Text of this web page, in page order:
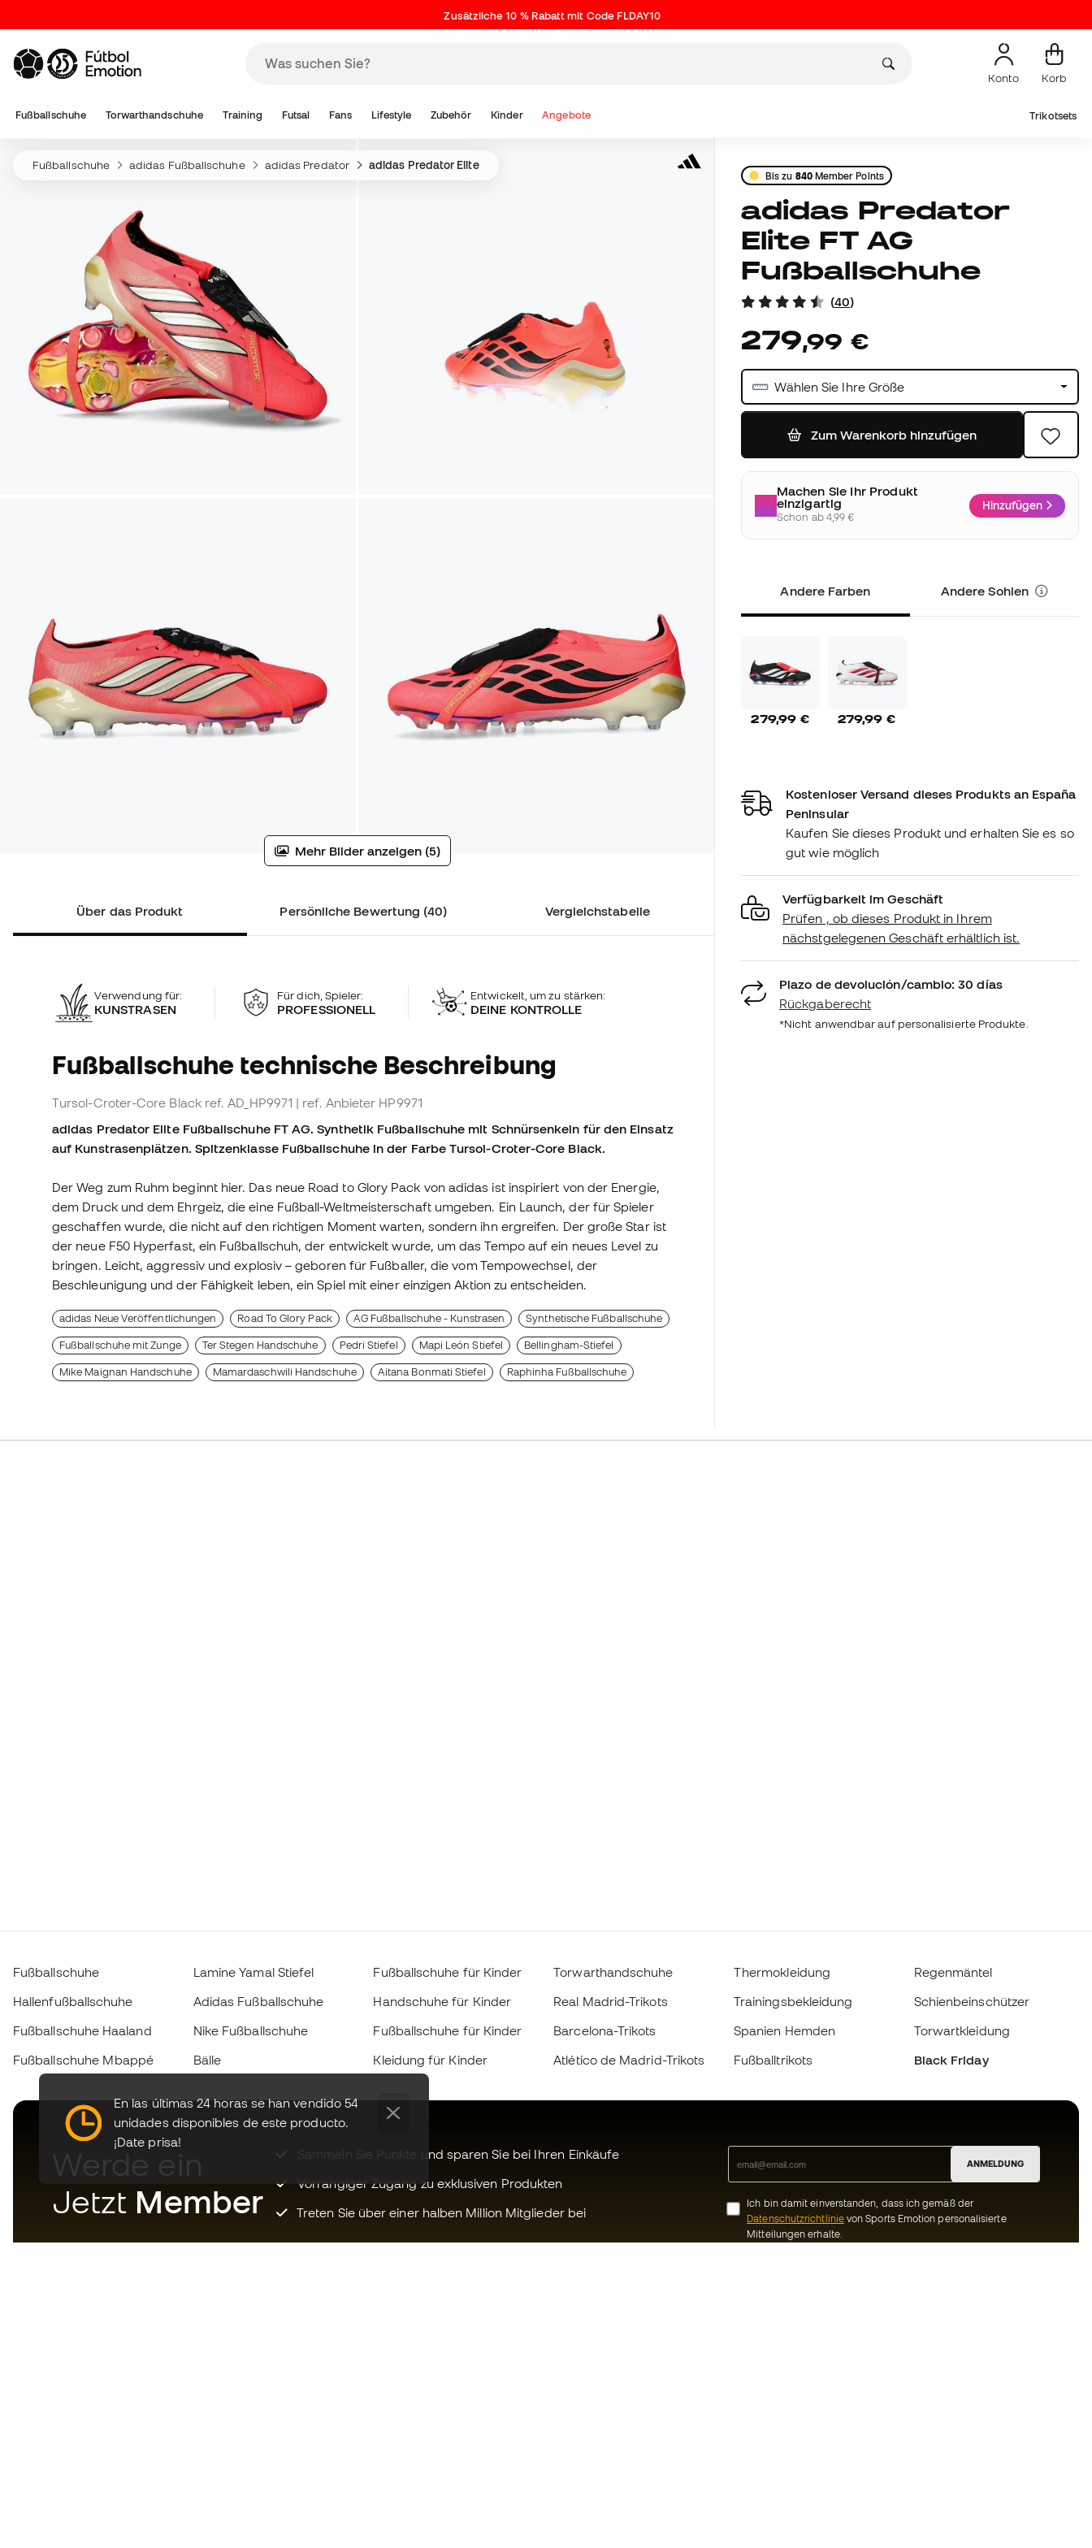
Zusätzliche 10 % Rabatt mit Code FLDAY10
Konto Korb
Fußballschuhe Torwarthandschuhe Training Futsal Fans Lifestyle Zubehör Kinder Angebote Trikotsets
Fußballschuhe adidas Fußballschuhe adidas Predator adidas Predator Elite
Mehr Bilder anzeigen (5)
Über das Produkt Persönliche Bewertung (40) Vergleichstabelle
Verwendung für:
KUNSTRASEN
Für dich, Spieler:
PROFESSIONELL
Entwickelt, um zu stärken:
DEINE KONTROLLE
Fußballschuhe technische Beschreibung
Tursol-Croter-Core Black ref. AD_HP9971 | ref. Anbieter HP9971
adidas Predator Elite Fußballschuhe FT AG. Synthetik Fußballschuhe mit Schnürsenkeln für den Einsatz
auf Kunstrasenplätzen. Spitzenklasse Fußballschuhe in der Farbe Tursol-Croter-Core Black.
Der Weg zum Ruhm beginnt hier. Das neue Road to Glory Pack von adidas ist inspiriert von der Energie,
dem Druck und dem Ehrgeiz, die eine Fußball-Weltmeisterschaft umgeben. Ein Launch, der für Spieler
geschaffen wurde, die nicht auf den richtigen Moment warten, sondern ihn ergreifen. Der große Star ist
der neue F50 Hyperfast, ein Fußballschuh, der entwickelt wurde, um das Tempo auf ein neues Level zu
bringen. Leicht, aggressiv und explosiv – geboren für Fußballer, die vom Tempowechsel, der
Beschleunigung und der Fähigkeit leben, ein Spiel mit einer einzigen Aktion zu entscheiden.
adidas Neue Veröffentlichungen Road To Glory Pack AG Fußballschuhe - Kunstrasen Synthetische Fußballschuhe
Fußballschuhe mit Zunge Ter Stegen Handschuhe Pedri Stiefel Mapi León Stiefel Bellingham-Stiefel
Mike Maignan Handschuhe Mamardaschwili Handschuhe Aitana Bonmati Stiefel Raphinha Fußballschuhe
Bis zu 840Member Points
adidas Predator
Elite FT AG
Fußballschuhe
(40)
279,99 €
Wählen Sie Ihre Größe
Zum Warenkorb hinzufügen
Machen Sie Ihr Produkt
einzigartig
Schon ab 4,99 €
Hinzufügen
Andere Farben Andere Sohlen
279,99 € 279,99 €
Kostenloser Versand dieses Produkts an España
Peninsular
Kaufen Sie dieses Produkt und erhalten Sie es so
gut wie möglich
Verfügbarkeit im Geschäft
Prüfen , ob dieses Produkt in Ihrem
nächstgelegenen Geschäft erhältlich ist.
Plazo de devolución/cambio: 30 días
Rückgaberecht
*Nicht anwendbar auf personalisierte Produkte.
En las últimas 24 horas se han vendido 54
unidades disponibles de este producto.
¡Date prisa!
Fußballschuhe
Hallenfußballschuhe
Fußballschuhe Haaland
Fußballschuhe Mbappé
Lamine Yamal Stiefel
Adidas Fußballschuhe
Nike Fußballschuhe
Bälle
Fußballschuhe für Kinder
Handschuhe für Kinder
Fußballschuhe für Kinder
Kleidung für Kinder
Torwarthandschuhe
Real Madrid-Trikots
Barcelona-Trikots
Atlético de Madrid-Trikots
Thermokleidung
Trainingsbekleidung
Spanien Hemden
Fußballtrikots
Regenmäntel
Schienbeinschützer
Torwartkleidung
Black Friday
Werde ein
Jetzt Member
Sammeln Sie Punkte und sparen Sie bei Ihren Einkäufe
Vorrangiger Zugang zu exklusiven Produkten
Treten Sie über einer halben Million Mitglieder bei
ANMELDUNG
Ich bin damit einverstanden, dass ich gemäß der
Datenschutzrichtlinievon Sports Emotion personalisierte
Mitteilungen erhalte.